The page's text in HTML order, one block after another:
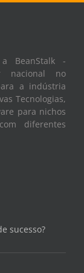
BeanStalk -
nacional no
a indústria
Tecnologias,
para nichos
diferentes
sucesso?